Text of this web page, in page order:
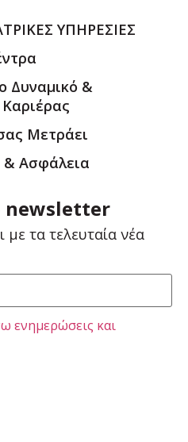
ΥΠΗΡΕΣΙΕΣ
Δυναμικό &
Καριέρας
Μετράει
& Ασφάλεια
newsletter
με τα τελευταία νέα
ενημερώσεις και